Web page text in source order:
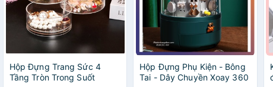
Hộp Đựng Trang Sức 4
Tầng Tròn Trong Suốt
Hộp Đựng Phụ Kiện - Bông
Tai - Dây Chuyền Xoay 360